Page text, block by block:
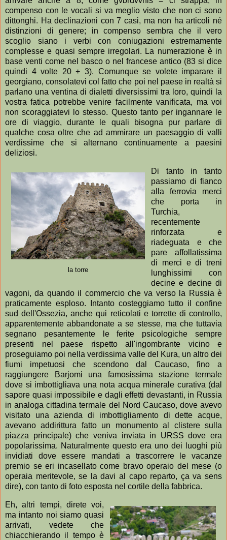
compenso con le vocali si va meglio visto che non ci sono
dittonghi. Ha declinazioni con 7 casi, ma non ha articoli né
distinzioni di genere; in compenso sembra che il vero
scoglio siano i verbi con coniugazioni estremamente
complesse e quasi sempre irregolari. La numerazione è in
base venti come nel basco o nel francese antico (83 si dice
quindi 4 volte 20 + 3). Comunque se volete imparare il
georgiano, consolatevi col fatto che poi nel paese in realtà si
parlano una ventina di dialetti diversissimi tra loro, quindi la
vostra fatica potrebbe venire facilmente vanificata, ma voi
non scoraggiatevi lo stesso. Questo tanto per ingannare le
ore di viaggio, durante le quali bisogna pur parlare di
qualche cosa oltre che ad ammirare un paesaggio di valli
verdissime che si alternano continuamente a paesini
deliziosi.
la torre
Di tanto in tanto
passiamo di fianco
alla ferrovia merci
che porta in
Turchia,
recentemente
rinforzata e
riadeguata e che
pare affollatissima
di merci e di treni
lunghissimi con
decine e decine di
vagoni, da quando il commercio che va verso la Russia è
praticamente esploso. Intanto costeggiamo tutto il confine
sud dell'Ossezia, anche qui reticolati e torrette di controllo,
apparentemente abbandonate a se stesse, ma che tuttavia
segnano pesantemente le ferite psicologiche sempre
presenti nel paese rispetto all'ingombrante vicino e
proseguiamo poi nella verdissima valle del Kura, un altro dei
fiumi impetuosi che scendono dal Caucaso, fino a
raggiungere Barjomi una famosissima stazione termale
dove si imbottigliava una nota acqua minerale curativa (dal
sapore quasi impossibile e dagli effetti devastanti, in Russia
in analoga cittadina termale del Nord Caucaso, dove avevo
visitato una azienda di imbottigliamento di dette acque,
avevano addirittura fatto un monumento al clistere sulla
piazza principale) che veniva inviata in URSS dove era
popolarissima. Naturalmente questo era uno dei luoghi più
invidiati dove essere mandati a trascorrere le vacanze
premio se eri incasellato come bravo operaio del mese (o
operaia meritevole, se la davi al capo reparto, ça va sens
dire), con tanto di foto esposta nel cortile della fabbrica.
Eh, altri tempi, direte voi,
ma intanto noi siamo quasi
arrivati, vedete che
chiacchierando il tempo è